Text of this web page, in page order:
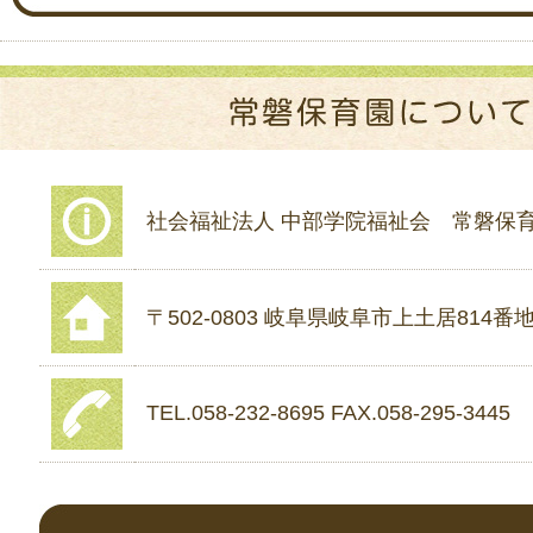
社会福祉法人 中部学院福祉会 常磐保
〒502-0803 岐阜県岐阜市上土居814番
TEL.058-232-8695 FAX.058-295-3445